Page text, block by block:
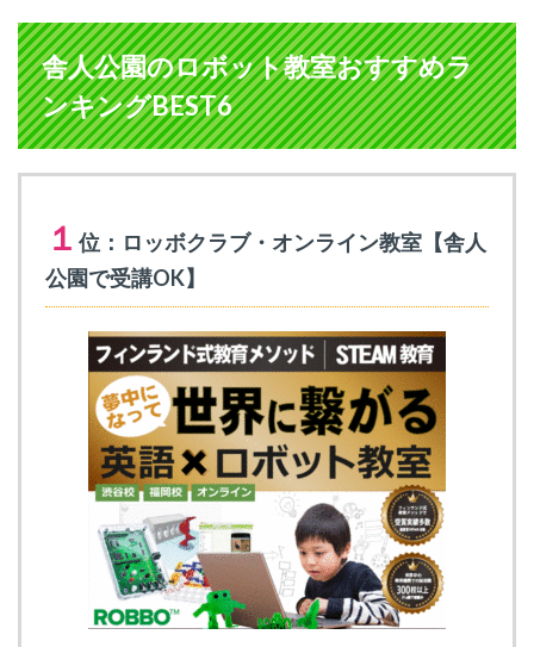
舎人公園のロボット教室おすすめラ
ンキングBEST6
１ 位：ロッボクラブ・オンライン教室【舎人
公園で受講OK】